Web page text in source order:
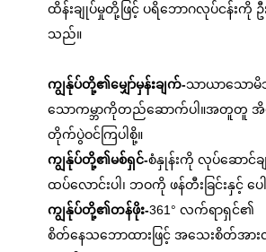
ထိန်းချုပ်မှုတို့ဖြင့် ပရိဘောဂလုပ်ငန်းကို
သည်။
ကျွန်ုပ်တို့၏မျှော်မှန်းချက်-သာယာသောမိ
သောကမ္ဘာကိုတည်ဆောက်ပါ။အတူတူ အိ
တိုက်ပွဲဝင်ကြပါစို့။
ကျွန်ုပ်တို့၏မစ်ရှင်-စံနှုန်းကို လုပ်ဆောင်ခ
ထပ်လောင်းပါ၊ ဘဝကို ဖန်တီးခြင်းနှင့် ပေါ
ကျွန်ုပ်တို့၏တန်ဖိုး-361° လက်ရာရှင်၏
စိတ်နေသဘောထားဖြင့် အသေးစိတ်အ